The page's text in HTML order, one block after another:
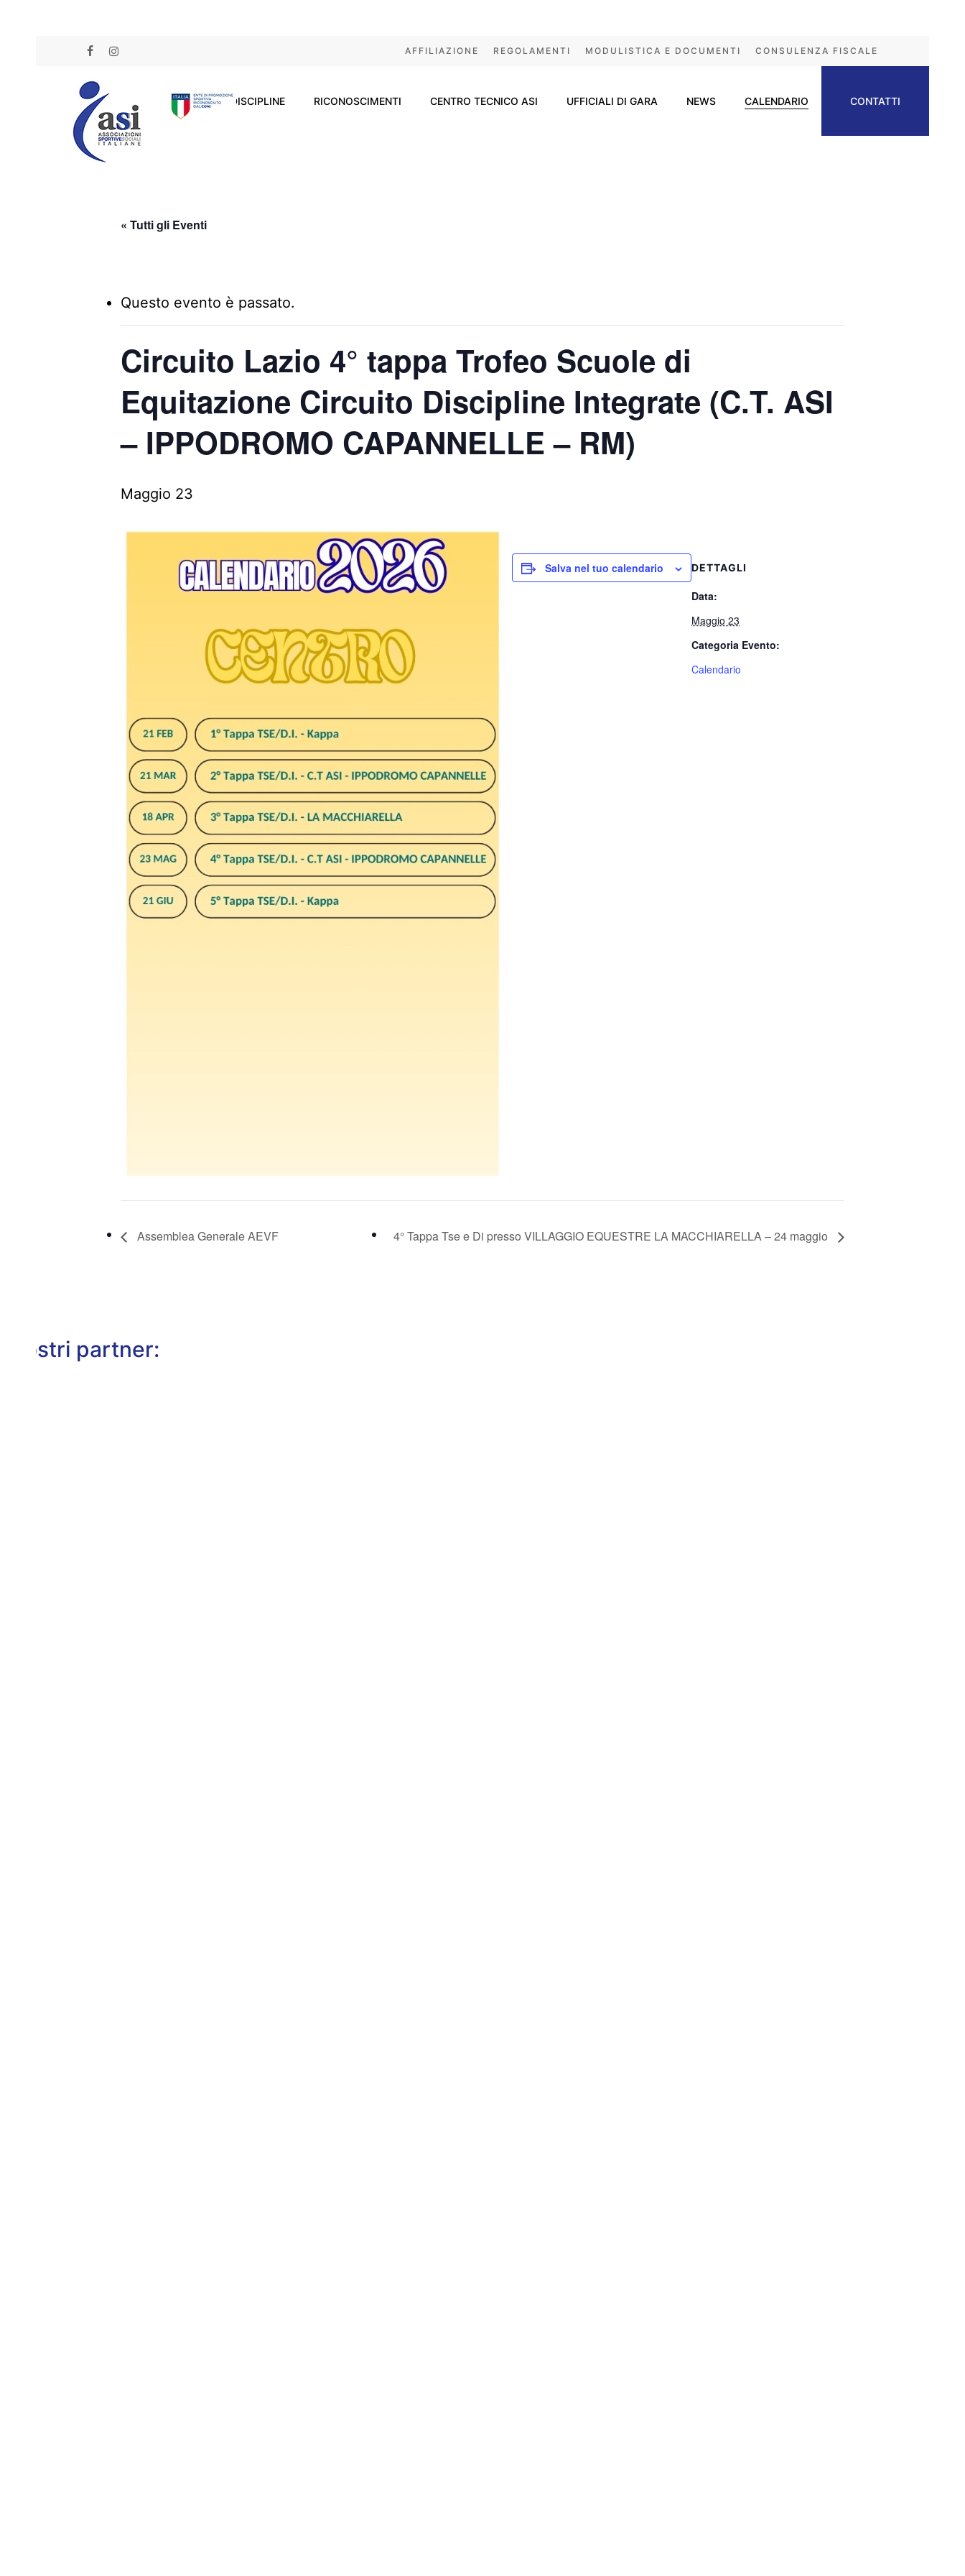
FACEBOOK
INSTAGRAM
AFFILIAZIONE REGOLAMENTI MODULISTICA E DOCUMENTI CONSULENZA FISCALE
DISCIPLINE RICONOSCIMENTI CENTRO TECNICO ASI UFFICIALI DI GARA NEWS CALENDARIO CONTATTI
« Tutti gli Eventi
Questo evento è passato.
Circuito Lazio 4° tappa Trofeo Scuole di
Equitazione Circuito Discipline Integrate (C.T. ASI
– IPPODROMO CAPANNELLE – RM)
Maggio 23
Salva nel tuo calendario DETTAGLI
Data:
Maggio 23
Categoria Evento:
Calendario
Assemblea Generale AEVF 4° Tappa Tse e Di presso VILLAGGIO EQUESTRE LA MACCHIARELLA – 24 maggio
I nostri partner: